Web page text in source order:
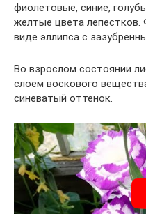
фиолетовые, синие,
желтые цвета лепестков.
виде эллипса с
Во взрослом состоянии
слоем воскового
синеватый оттенок.